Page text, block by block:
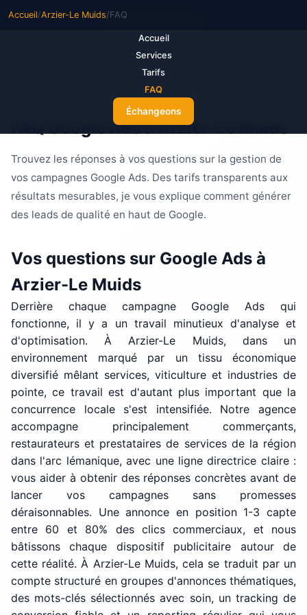
Make Your Ads
Accueil
Services
Tarifs
FAQ
Échangeons
Accueil/Arzier-Le Muids/FAQ
FAQ Google Ads à Arzier-Le Muids
Trouvez les réponses à vos questions sur la gestion de
vos campagnes Google Ads. Des tarifs transparents aux
résultats mesurables, je vous explique comment générer
des leads de qualité en haut de Google.
Vos questions sur Google Ads à
Arzier-Le Muids
Derrière chaque campagne Google Ads qui
fonctionne, il y a un travail minutieux d'analyse et
d'optimisation. À Arzier-Le Muids, dans un
environnement marqué par un tissu économique
diversifié mêlant services, viticulture et industries de
pointe, ce travail est d'autant plus important que la
concurrence locale s'est intensifiée. Notre agence
accompagne principalement commerçants,
restaurateurs et prestataires de services de la région
dans l'arc lémanique, avec une ligne directrice claire :
vous aider à obtenir des réponses concrètes avant de
lancer vos campagnes sans promesses
déraisonnables. Une annonce en position 1-3 capte
entre 60 et 80% des clics commerciaux, et nous
bâtissons chaque dispositif publicitaire autour de
cette réalité. À Arzier-Le Muids, cela se traduit par un
compte structuré en groupes d'annonces thématiques,
des mots-clés sélectionnés avec soin, un tracking de